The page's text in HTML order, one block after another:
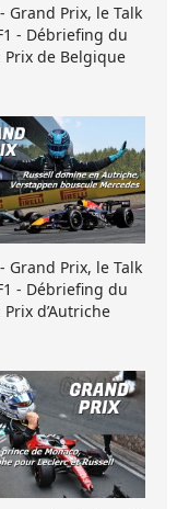
Grand Prix, le Talk
- Débriefing du
Prix de Belgique
Grand Prix, le Talk
- Débriefing du
d’Autriche